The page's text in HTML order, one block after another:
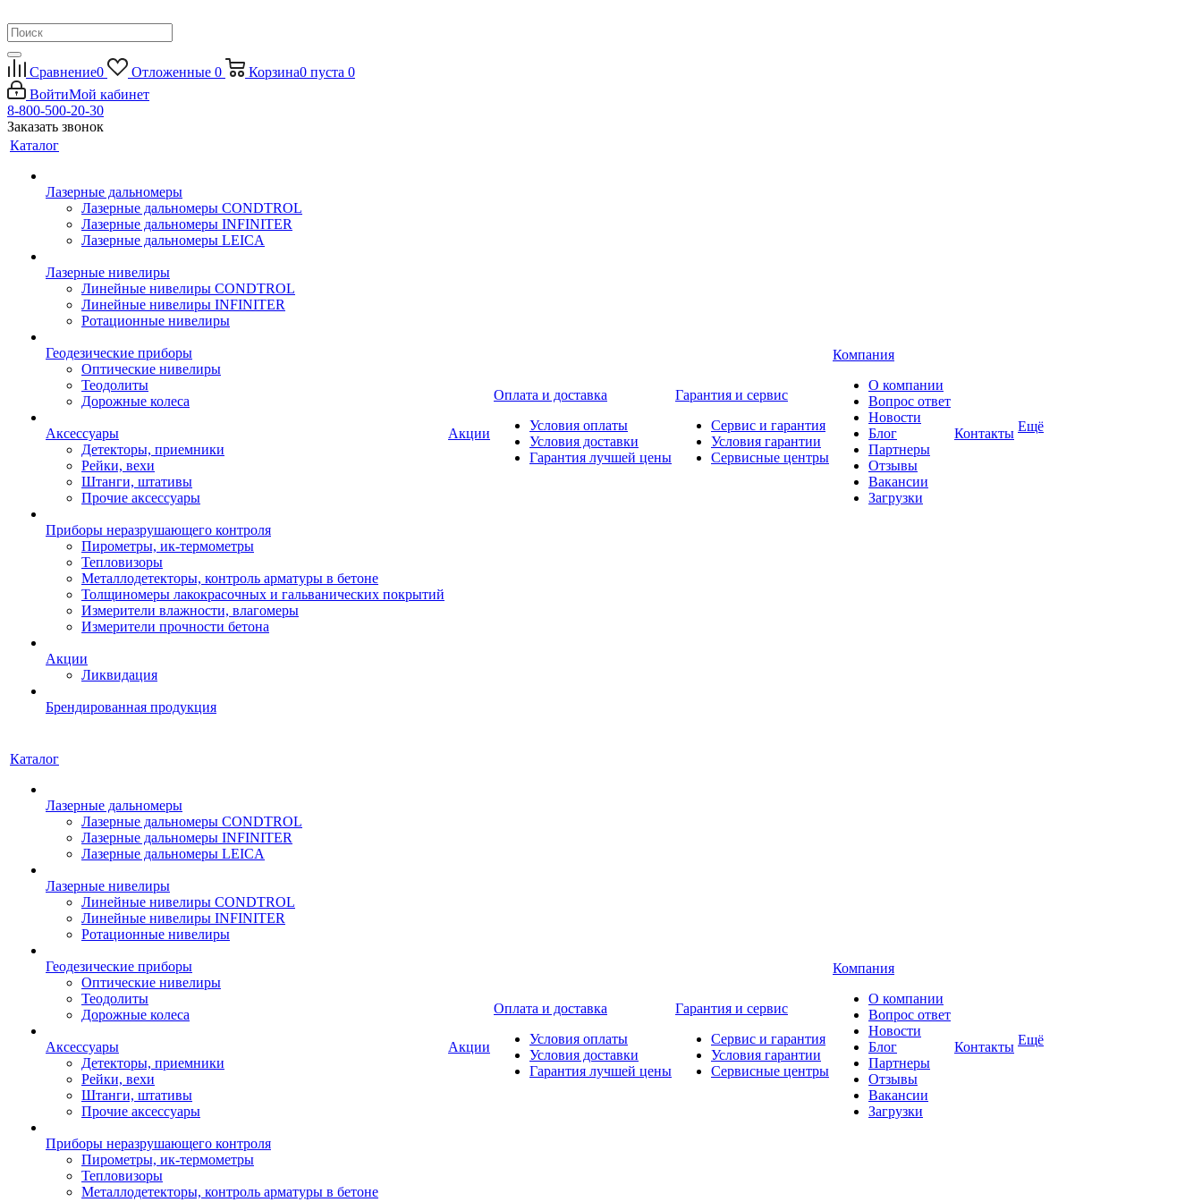
Сравнение0 Отложенные 0 Корзина0 пуста 0
ВойтиМой кабинет
8-800-500-20-30
Заказать звонок
Каталог
Лазерные дальномеры
Лазерные дальномеры CONDTROL
Лазерные дальномеры INFINITER
Лазерные дальномеры LEICA
Лазерные нивелиры
Линейные нивелиры CONDTROL
Линейные нивелиры INFINITER
Ротационные нивелиры
Геодезические приборы
Оптические нивелиры
Теодолиты
Дорожные колеса
Аксессуары
Детекторы, приемники
Рейки, вехи
Штанги, штативы
Прочие аксессуары
Приборы неразрушающего контроля
Пирометры, ик-термометры
Тепловизоры
Металлодетекторы, контроль арматуры в бетоне
Толщиномеры лакокрасочных и гальванических покрытий
Измерители влажности, влагомеры
Измерители прочности бетона
Акции
Ликвидация
Брендированная продукция
Акции
Оплата и доставка
Условия оплаты
Условия доставки
Гарантия лучшей цены
Гарантия и сервис
Сервис и гарантия
Условия гарантии
Сервисные центры
Компания
О компании
Вопрос ответ
Новости
Блог
Партнеры
Отзывы
Вакансии
Загрузки
Контакты Ещё
Каталог
Лазерные дальномеры
Лазерные дальномеры CONDTROL
Лазерные дальномеры INFINITER
Лазерные дальномеры LEICA
Лазерные нивелиры
Линейные нивелиры CONDTROL
Линейные нивелиры INFINITER
Ротационные нивелиры
Геодезические приборы
Оптические нивелиры
Теодолиты
Дорожные колеса
Аксессуары
Детекторы, приемники
Рейки, вехи
Штанги, штативы
Прочие аксессуары
Приборы неразрушающего контроля
Пирометры, ик-термометры
Тепловизоры
Металлодетекторы, контроль арматуры в бетоне
Акции
Оплата и доставка
Условия оплаты
Условия доставки
Гарантия лучшей цены
Гарантия и сервис
Сервис и гарантия
Условия гарантии
Сервисные центры
Компания
О компании
Вопрос ответ
Новости
Блог
Партнеры
Отзывы
Вакансии
Загрузки
Контакты Ещё